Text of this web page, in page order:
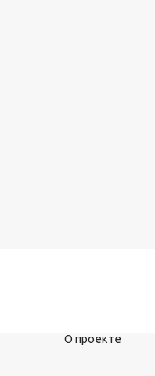
О проекте